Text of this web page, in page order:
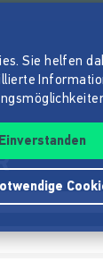
Sie helfen
Einverstanden